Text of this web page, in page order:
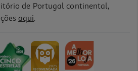
4.4
Laser
de Portugal continental,
aqui.